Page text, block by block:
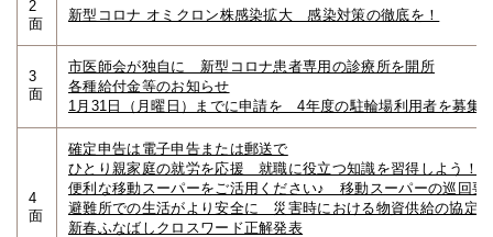
2
面
新型コロナ オミクロン株感染拡大 感染対策の徹底を！
3
面
市医師会が独自に 新型コロナ患者専用の診療所を開所
各種給付金等のお知らせ
1月31日（月曜日）までに申請を 4年度の駐輪場利用者を募集
4
面
確定申告は電子申告または郵送で
ひとり親家庭の就労を応援 就職に役立つ知識を習得しよう！
便利な移動スーパーをご活用ください♪ 移動スーパーの巡回要
避難所での生活がより安全に 災害時における物資供給の協定
新春ふなばしクロスワード正解発表